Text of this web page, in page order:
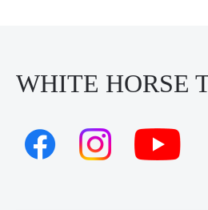
WHITE HORSE